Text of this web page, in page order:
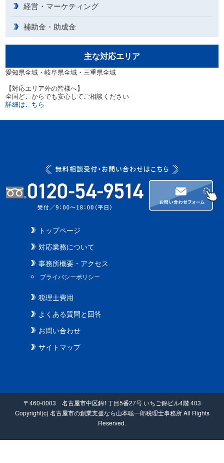
経営・マーケティング
補助金・助成金
主な対応エリア
愛知県全域・岐阜県全域・三重県全域
【対応エリア外の皆様へ】
全国どこからでも安心してご相談ください
詳細はこちら
トップページ
対応業務について
事務所概要・アクセス
プライバシーポリシー
税理士費用
よくある質問と回答
お問い合わせ
サイトマップ
〒460-0003 名古屋市中区錦1丁目5番27号 いちご錦ビル4階 403
Copyright(c) 名古屋市の創業支援なら山本聡一郎税理士事務所 All Rights
Reserved.